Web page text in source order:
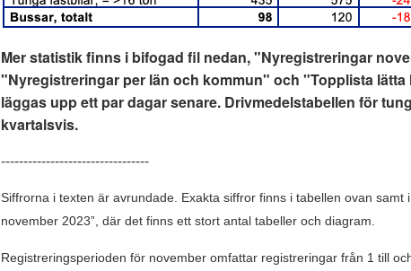
Mer statistik finns i bifogad fil nedan, "Nyregistreringar
"Nyregistreringar per län och kommun" och "Topplista
läggas upp ett par dagar senare. Drivmedelstabellen för
kvartalsvis.
---------------------------------
Siffrorna i texten är avrundade. Exakta siffror finns i tabellen ovan samt
november 2023”, där det finns ett stort antal tabeller och diagram.
Registreringsperioden för november omfattar registreringar från 1 till